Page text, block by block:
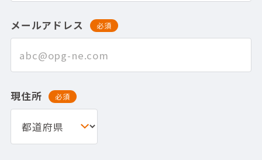
メールアドレス 必須
現住所 必須